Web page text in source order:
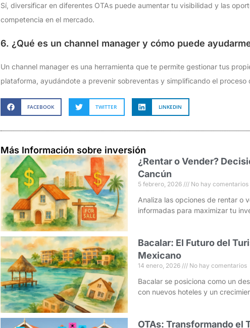
Sí, diversificar en diferentes OTAs puede aumentar tu visibilidad y las
competencia en el mercado.
6. ¿Qué es un channel manager y cómo puede
Un channel manager es una herramienta que te permite gestionar tus
plataforma, ayudándote a prevenir sobreventas y simplificando el proceso
FACEBOOK TWITTER LINKEDIN
Más Información sobre inversión
¿Rentar o Vender?
Cancún
5 febrero, 2026 No hay comentarios
Analiza las opciones de rentar o
informadas para maximizar tu
Bacalar: El Futuro del
Mexicano
14 enero, 2026 No hay comentarios
Bacalar se posiciona como un
con nuevos hoteles y un
OTAs: Transformando el